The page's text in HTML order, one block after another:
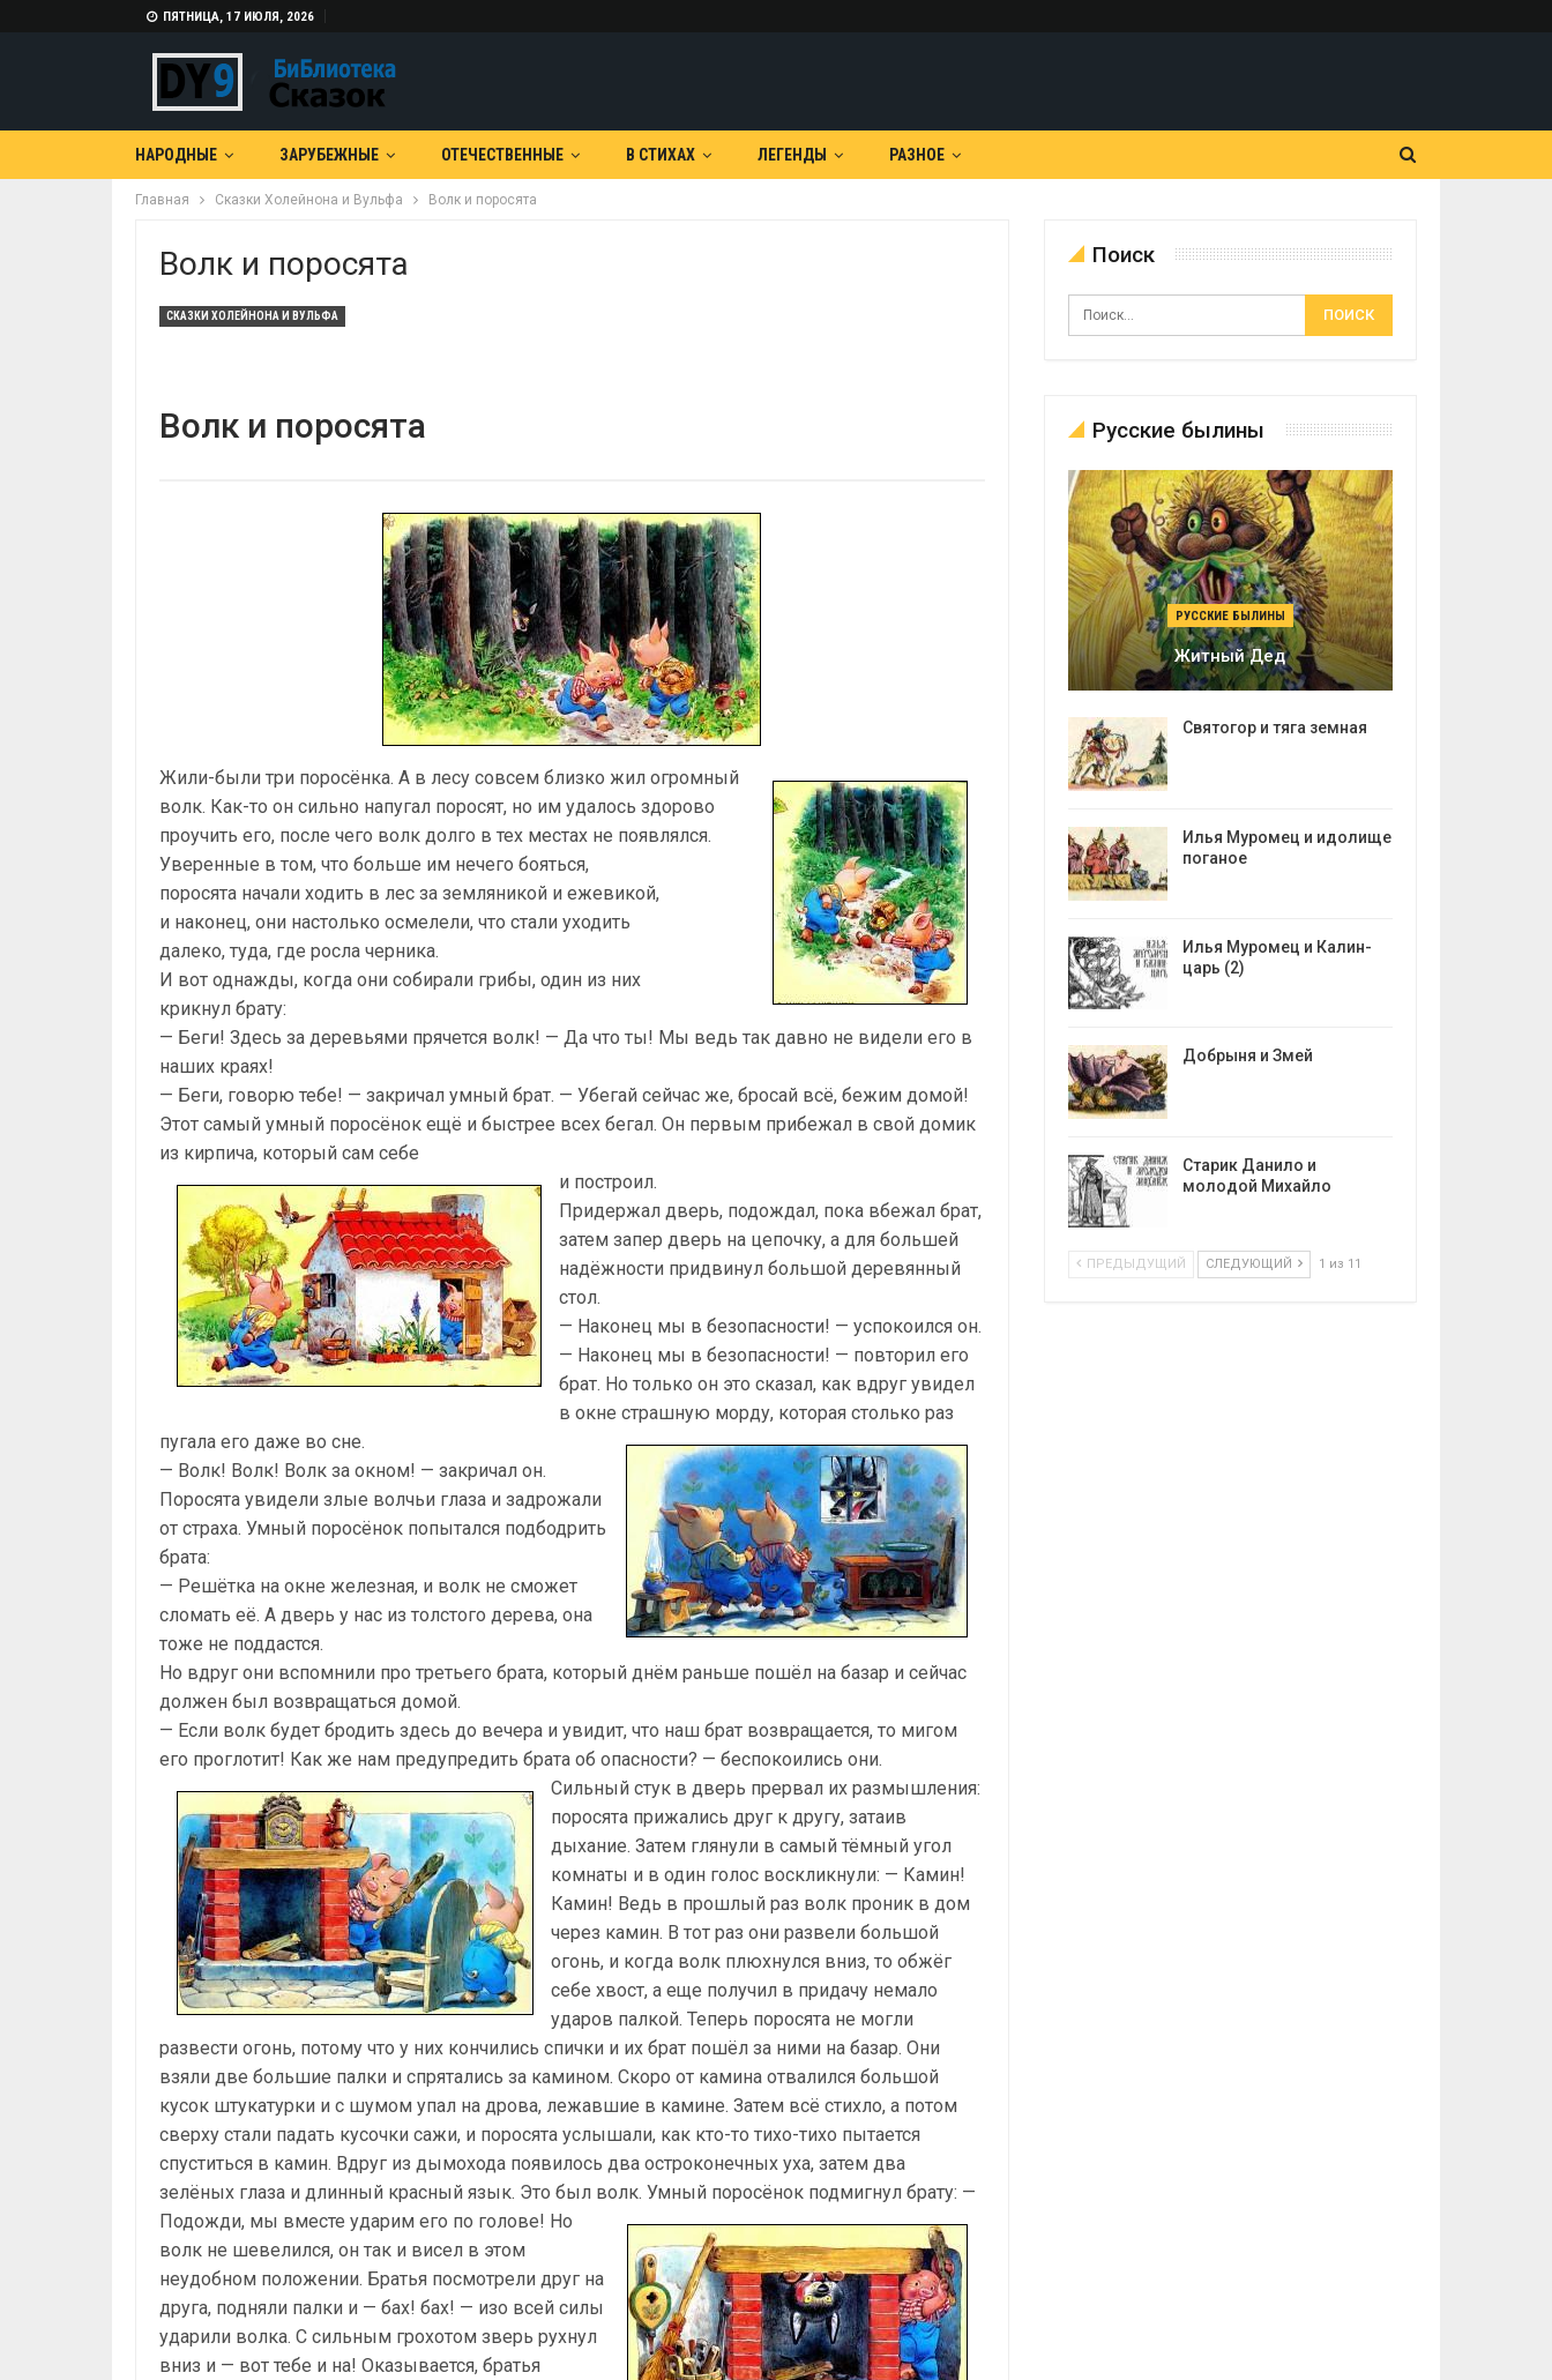
ПЯТНИЦА, 17 ИЮЛЯ, 2026
НАРОДНЫЕ ЗАРУБЕЖНЫЕ ОТЕЧЕСТВЕННЫЕ В СТИХАХ ЛЕГЕНДЫ РАЗНОЕ
Главная Сказки Холейнона и Вульфа Волк и поросята
Волк и поросята
СКАЗКИ ХОЛЕЙНОНА И ВУЛЬФА
Волк и поросята
Жили-были три поросёнка. А в лесу совсем близко жил огромный
волк. Как-то он сильно напугал поросят, но им удалось здорово
проучить его, после чего волк долго в тех местах не появлялся.
Уверенные в том, что больше им нечего бояться,
поросята начали ходить в лес за земляникой и ежевикой,
и наконец, они настолько осмелели, что стали уходить
далеко, туда, где росла черника.
И вот однажды, когда они собирали грибы, один из них
крикнул брату:
— Беги! Здесь за деревьями прячется волк! — Да что ты! Мы ведь так давно не видели его в
наших краях!
— Беги, говорю тебе! — закричал умный брат. — Убегай сейчас же, бросай всё, бежим домой!
Этот самый умный поросёнок ещё и быстрее всех бегал. Он первым прибежал в свой домик
из кирпича, который сам себе
и построил.
Придержал дверь, подождал, пока вбежал брат,
затем запер дверь на цепочку, а для большей
надёжности придвинул большой деревянный
стол.
— Наконец мы в безопасности! — успокоился он.
— Наконец мы в безопасности! — повторил его
брат. Но только он это сказал, как вдруг увидел
в окне страшную морду, которая столько раз
пугала его даже во сне.
— Волк! Волк! Волк за окном! — закричал он.
Поросята увидели злые волчьи глаза и задрожали
от страха. Умный поросёнок попытался подбодрить
брата:
— Решётка на окне железная, и волк не сможет
сломать её. А дверь у нас из толстого дерева, она
тоже не поддастся.
Но вдруг они вспомнили про третьего брата, который днём раньше пошёл на базар и сейчас
должен был возвращаться домой.
— Если волк будет бродить здесь до вечера и увидит, что наш брат возвращается, то мигом
его проглотит! Как же нам предупредить брата об опасности? — беспокоились они.
Сильный стук в дверь прервал их размышления:
поросята прижались друг к другу, затаив
дыхание. Затем глянули в самый тёмный угол
комнаты и в один голос воскликнули: — Камин!
Камин! Ведь в прошлый раз волк проник в дом
через камин. В тот раз они развели большой
огонь, и когда волк плюхнулся вниз, то обжёг
себе хвост, а еще получил в придачу немало
ударов палкой. Теперь поросята не могли
развести огонь, потому что у них кончились спички и их брат пошёл за ними на базар. Они
взяли две большие палки и спрятались за камином. Скоро от камина отвалился большой
кусок штукатурки и с шумом упал на дрова, лежавшие в камине. Затем всё стихло, а потом
сверху стали падать кусочки сажи, и поросята услышали, как кто-то тихо-тихо пытается
спуститься в камин. Вдруг из дымохода появилось два остроконечных уха, затем два
зелёных глаза и длинный красный язык. Это был волк. Умный поросёнок подмигнул брату: —
Подожди, мы вместе ударим его по голове! Но
волк не шевелился, он так и висел в этом
неудобном положении. Братья посмотрели друг на
друга, подняли палки и — бах! бах! — изо всей силы
ударили волка. С сильным грохотом зверь рухнул
вниз и — вот тебе и на! Оказывается, братья
Поиск
Русские былины
РУССКИЕ БЫЛИНЫ
Житный Дед
Святогор и тяга земная
Илья Муромец и идолище
поганое
Илья Муромец и Калин-
царь (2)
Добрыня и Змей
Старик Данило и
молодой Михайло
ПРЕДЫДУЩИЙ СЛЕДУЮЩИЙ 1 из 11